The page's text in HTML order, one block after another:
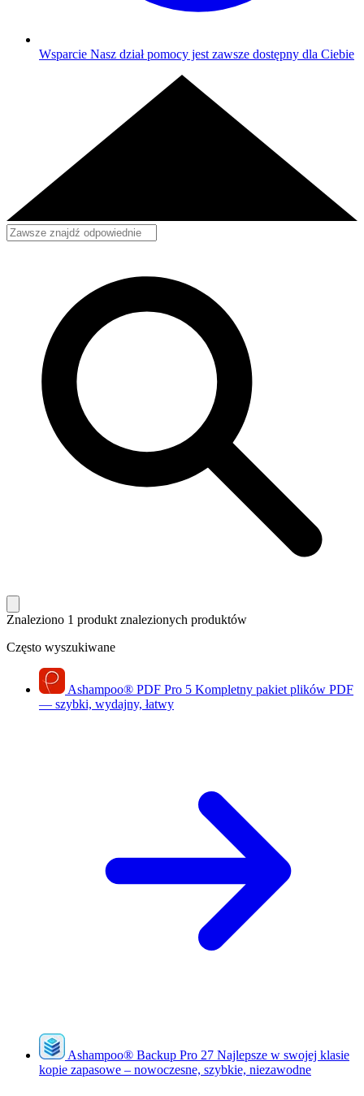
Wsparcie Nasz dział pomocy jest zawsze dostępny dla Ciebie
Znaleziono 1 produkt znalezionych produktów
Często wyszukiwane
Ashampoo® PDF Pro 5 Kompletny pakiet plików PDF
— szybki, wydajny, łatwy
Ashampoo® Backup Pro 27 Najlepsze w swojej klasie
kopie zapasowe – nowoczesne, szybkie, niezawodne